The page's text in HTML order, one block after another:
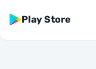
Play Store